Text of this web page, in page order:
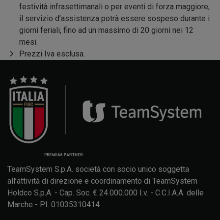
festività infrasettimanali o per eventi di forza maggiore,
il servizio d’assistenza potrà essere sospeso durante i
giorni feriali, fino ad un massimo di 20 giorni nei 12
mesi.
Prezzi Iva esclusa.
TeamSystem S.p.A. società con socio unico soggetta
all’attività di direzione e coordinamento di TeamSystem
Holdco S.p.A. - Cap. Soc. € 24.000.000 I.v. - C.C.I.A.A. delle
Marche - P.I. 01035310414